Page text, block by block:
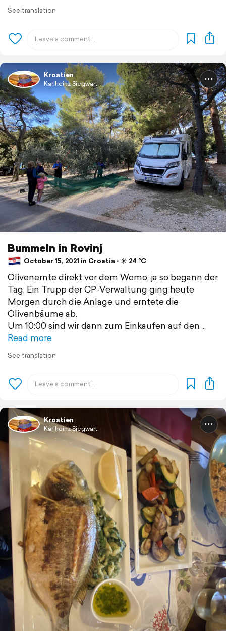
See translation
Kroatien
Karlheinz Siegwart
Bummeln in Rovinj
October 15, 2021 in Croatia ⋅ ☀️ 24 °C
Olivenernte direkt vor dem Womo, ja so begann der
Tag. Ein Trupp der CP-Verwaltung ging heute
Morgen durch die Anlage und erntete die
Olivenbäume ab.
Um 10:00 sind wir dann zum Einkaufen auf den
Read more
See translation
Kroatien
Karlheinz Siegwart